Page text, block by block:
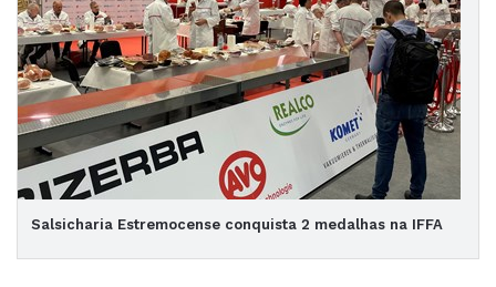
Salsicharia Estremocense conquista 2 medalhas na IFFA